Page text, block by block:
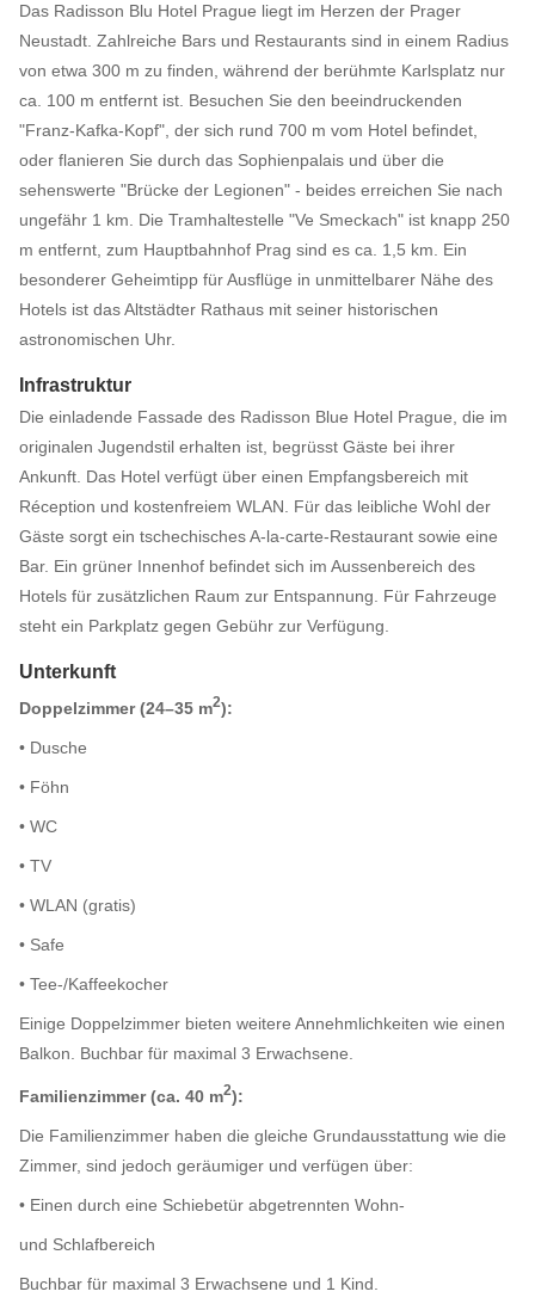
Das Radisson Blu Hotel Prague liegt im Herzen der Prager
Neustadt. Zahlreiche Bars und Restaurants sind in einem Radius
von etwa 300 m zu finden, während der berühmte Karlsplatz nur
ca. 100 m entfernt ist. Besuchen Sie den beeindruckenden
"Franz-Kafka-Kopf", der sich rund 700 m vom Hotel befindet,
oder flanieren Sie durch das Sophienpalais und über die
sehenswerte "Brücke der Legionen" - beides erreichen Sie nach
ungefähr 1 km. Die Tramhaltestelle "Ve Smeckach" ist knapp 250
m entfernt, zum Hauptbahnhof Prag sind es ca. 1,5 km. Ein
besonderer Geheimtipp für Ausflüge in unmittelbarer Nähe des
Hotels ist das Altstädter Rathaus mit seiner historischen
astronomischen Uhr.
Infrastruktur
Die einladende Fassade des Radisson Blue Hotel Prague, die im
originalen Jugendstil erhalten ist, begrüsst Gäste bei ihrer
Ankunft. Das Hotel verfügt über einen Empfangsbereich mit
Réception und kostenfreiem WLAN. Für das leibliche Wohl der
Gäste sorgt ein tschechisches A-la-carte-Restaurant sowie eine
Bar. Ein grüner Innenhof befindet sich im Aussenbereich des
Hotels für zusätzlichen Raum zur Entspannung. Für Fahrzeuge
steht ein Parkplatz gegen Gebühr zur Verfügung.
Unterkunft
Doppelzimmer (24–35 m2):
• Dusche
• Föhn
• WC
• TV
• WLAN (gratis)
• Safe
• Tee-/Kaffeekocher
Einige Doppelzimmer bieten weitere Annehmlichkeiten wie einen
Balkon. Buchbar für maximal 3 Erwachsene.
Familienzimmer (ca. 40 m2):
Die Familienzimmer haben die gleiche Grundausstattung wie die
Zimmer, sind jedoch geräumiger und verfügen über:
• Einen durch eine Schiebetür abgetrennten Wohn-
und Schlafbereich
Buchbar für maximal 3 Erwachsene und 1 Kind.